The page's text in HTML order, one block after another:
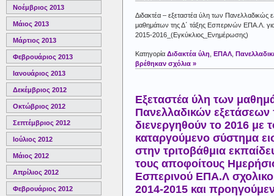
Νοέμβριος 2013
Μάιος 2013
Μάρτιος 2013
Φεβρουάριος 2013
Ιανουάριος 2013
Δεκέμβριος 2012
Οκτώβριος 2012
Σεπτέμβριος 2012
Ιούλιος 2012
Μάιος 2012
Απρίλιος 2012
Φεβρουάριος 2012
Διδακτέα – εξεταστέα ύλη των Πανελλαδικώς
μαθημάτων της Δ΄ τάξης Εσπερινών ΕΠΑ.Λ.
2015-2016_(Εγκύκλιος_Ενημέρωσης)
Κατηγορία Διδακτέα ύλη ΕΠΑΛ
βρέθηκαν σχόλια »
Εξεταστέα ύλη των
Πανελλαδικών
διενεργηθούν το 2016 με
καταργούμενο σύστημα
στην τριτοβάθμια
τους αποφοίτους
Εσπερινού ΕΠΑ.Λ
2014-2015 και